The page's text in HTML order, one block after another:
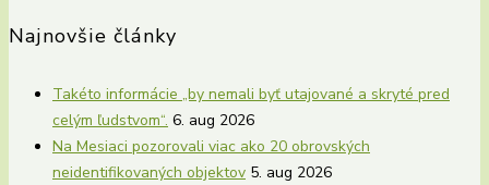
Najnovšie články
Takéto informácie „by nemali byť utajované a skryté pred
celým ľudstvom“. 6. aug 2026
Na Mesiaci pozorovali viac ako 20 obrovských
neidentifikovaných objektov 5. aug 2026